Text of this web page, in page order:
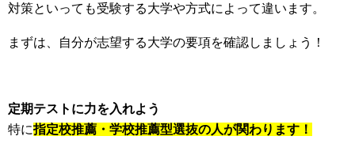
対策といっても受験する大学や方式によって違います。
まずは、自分が志望する大学の要項を確認しましょう！
定期テストに力を入れよう
特に指定校推薦・学校推薦型選抜の人が関わります！